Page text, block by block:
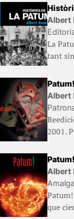
Albert
La
tant
Patum!
Albert
2001.
Patum!
Albert
que